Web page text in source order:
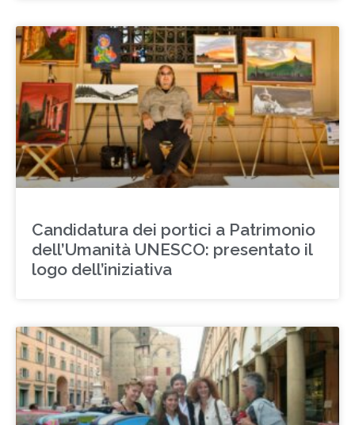
Candidatura dei portici a Patrimonio
dell’Umanità UNESCO: presentato il
logo dell’iniziativa